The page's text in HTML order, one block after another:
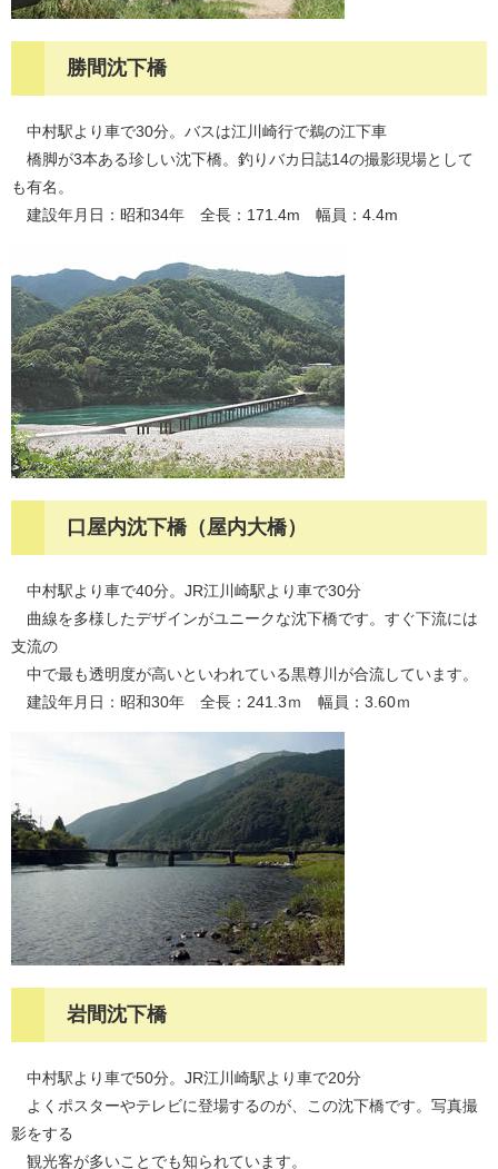
勝間沈下橋
中村駅より車で30分。バスは江川崎行で鵜の江下車
橋脚が3本ある珍しい沈下橋。釣りバカ日誌14の撮影現場として
も有名。
建設年月日：昭和34年 全長：171.4m 幅員：4.4m
口屋内沈下橋（屋内大橋）
中村駅より車で40分。JR江川崎駅より車で30分
曲線を多様したデザインがユニークな沈下橋です。すぐ下流には
支流の
中で最も透明度が高いといわれている黒尊川が合流しています。
建設年月日：昭和30年 全長：241.3ｍ 幅員：3.60ｍ
岩間沈下橋
中村駅より車で50分。JR江川崎駅より車で20分
よくポスターやテレビに登場するのが、この沈下橋です。写真撮
影をする
観光客が多いことでも知られています。